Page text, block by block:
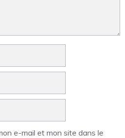
e-mail et mon site dans le